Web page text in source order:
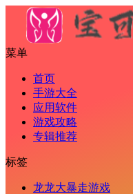
菜单
首页
手游大全
应用软件
游戏攻略
专辑推荐
标签
龙龙大暴走游戏